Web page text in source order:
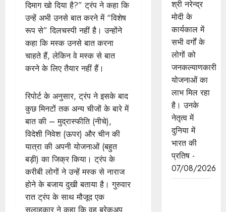
दिमाग खो दिया है?” ट्रंप ने कहा कि
उन्हें अभी उनसे बात करने में “विशेष
रूप से” दिलचस्पी नहीं है। उन्होंने
कहा कि मस्क उनसे बात करना
चाहते हैं, लेकिन वे मस्क से बात
करने के लिए तैयार नहीं हैं।
रिपोर्ट के अनुसार, ट्रंप ने इसके बाद
कुछ मिनटों तक अन्य चीजों के बारे में
बात की – मुद्रास्फीति (नीचे),
विदेशी निवेश (ऊपर) और चीन की
यात्रा की अपनी योजनाओं (बहुत
बड़ी) का जिक्र किया। ट्रंप के
करीबी लोगों ने उन्हें मस्क से नाराज
होने के बजाय दुखी बताया है। गुरुवार
रात ट्रंप के साथ मौजूद एक
सलाहकार ने कहा कि वह ब्रेकअप
श्री नरेन्द्र
मोदी के
कार्यकाल में
सभी वर्गों के
लोगों को
जनकल्याणकारी
योजनाओं का
लाभ मिल रहा
है। उनके
नेतृत्व में
दुनिया में
भारत की
प्रतिष -
07/08/2026